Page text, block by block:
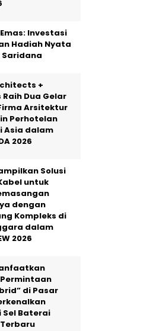
Investasi
Hadiah Nyata
Saridana
+
Raih Dua Gelar
Arsitektur
Perhotelan
Asia dalam
2026
Solusi
untuk
dengan
Kompleks di
dalam
2026
di Pasar
Sel Baterai